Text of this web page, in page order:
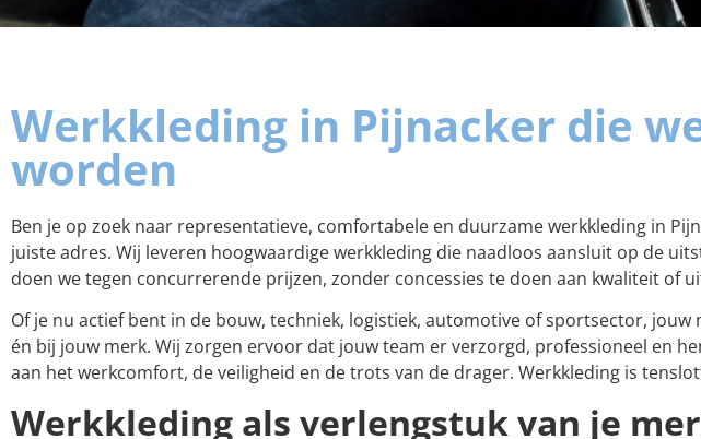
Werkkleding in Pijnacker die
worden
Ben je op zoek naar representatieve, comfortabele en duurzame werkkleding in
juiste adres. Wij leveren hoogwaardige werkkleding die naadloos aansluit op de
doen we tegen concurrerende prijzen, zonder concessies te doen aan kwaliteit of
Of je nu actief bent in de bouw, techniek, logistiek, automotive of sportsector,
én bij jouw merk. Wij zorgen ervoor dat jouw team er verzorgd, professioneel en
aan het werkcomfort, de veiligheid en de trots van de drager. Werkkleding is
Werkkleding als verlengstuk van je